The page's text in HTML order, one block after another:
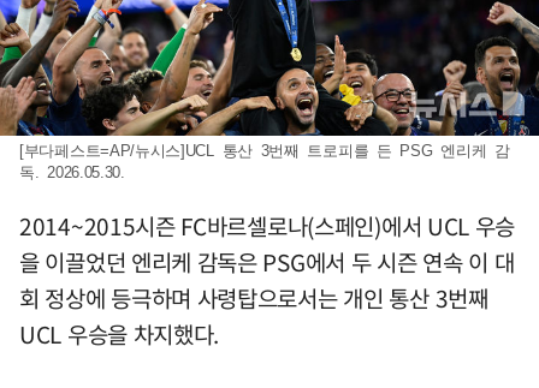
[부다페스트=AP/뉴시스]UCL 통산 3번째 트로피를 든 PSG 엔리케 감
독. 2026.05.30.
2014~2015시즌 FC바르셀로나(스페인)에서 UCL 우승
을 이끌었던 엔리케 감독은 PSG에서 두 시즌 연속 이 대
회 정상에 등극하며 사령탑으로서는 개인 통산 3번째
UCL 우승을 차지했다.